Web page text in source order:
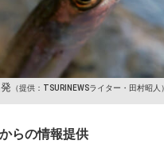
（提供：TSURINEWSライター・田村昭人）
らの情報提供